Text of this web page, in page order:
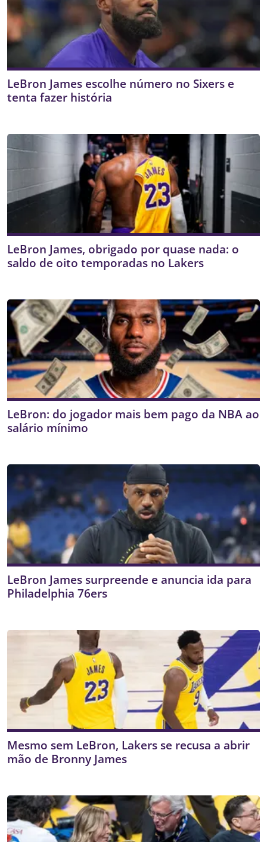
LeBron James escolhe número no Sixers e
tenta fazer história
LeBron James, obrigado por quase nada: o
saldo de oito temporadas no Lakers
LeBron: do jogador mais bem pago da NBA ao
salário mínimo
LeBron James surpreende e anuncia ida para
Philadelphia 76ers
Mesmo sem LeBron, Lakers se recusa a abrir
mão de Bronny James